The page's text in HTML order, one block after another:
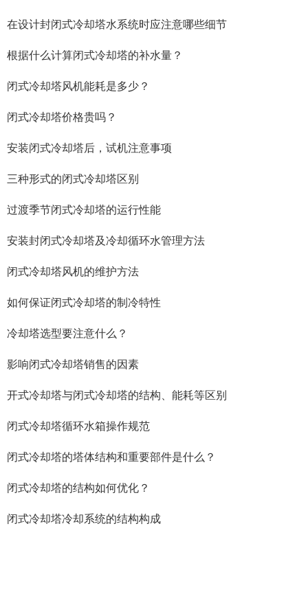
在设计封闭式冷却塔水系统时应注意哪些细节
根据什么计算闭式冷却塔的补水量？
闭式冷却塔风机能耗是多少？
闭式冷却塔价格贵吗？
安装闭式冷却塔后，试机注意事项
三种形式的闭式冷却塔区别
过渡季节闭式冷却塔的运行性能
安装封闭式冷却塔及冷却循环水管理方法
闭式冷却塔风机的维护方法
如何保证闭式冷却塔的制冷特性
冷却塔选型要注意什么？
影响闭式冷却塔销售的因素
开式冷却塔与闭式冷却塔的结构、能耗等区别
闭式冷却塔循环水箱操作规范
闭式冷却塔的塔体结构和重要部件是什么？
闭式冷却塔的结构如何优化？
闭式冷却塔冷却系统的结构构成